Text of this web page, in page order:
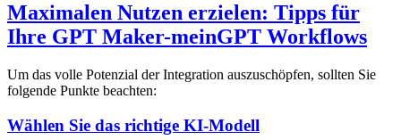
Maximalen Nutzen erzielen: Tipps für
Ihre GPT Maker-meinGPT Workflows
Um das volle Potenzial der Integration auszuschöpfen, sollten Sie
folgende Punkte beachten:
Wählen Sie das richtige KI-Modell